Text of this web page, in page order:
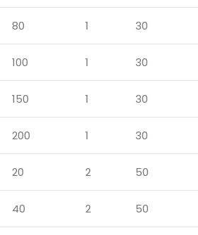
80 1 30
100 1 30
150 1 30
200 1 30
20 2 50
40 2 50